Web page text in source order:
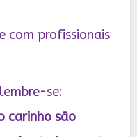
com profissionais
se:
carinho são